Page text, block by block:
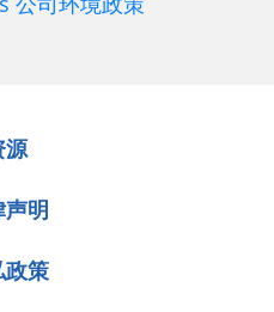
源
声明
政策